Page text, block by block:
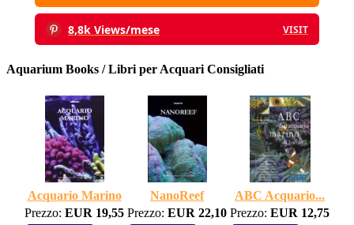
8,8k Views/mese VISIT
Aquarium Books / Libri per Acquari Consigliati
Acquario Marino NanoReef
ABC Acquario...
Prezzo: EUR 19,55 Prezzo: EUR 22,10 Prezzo: EUR 12,75